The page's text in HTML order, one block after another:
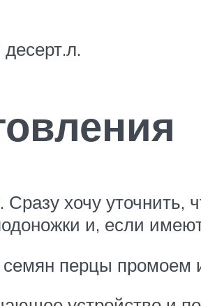
хочу уточнить,
и, если
перцы промоем